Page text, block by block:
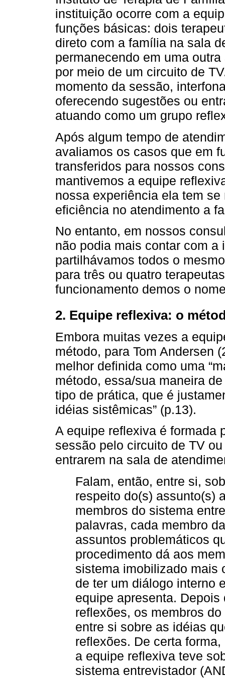
instituição ocorre com a
funções básicas: dois
direto com a família na sala
permanecendo em uma
por meio de um circuito de
momento da sessão,
oferecendo sugestões ou
atuando como um grupo
Após algum tempo de
avaliamos os casos que em
transferidos para nossos
mantivemos a equipe
nossa experiência ela tem
eficiência no atendimento a
No entanto, em nossos
não podia mais contar com a
partilhávamos todos o
para três ou quatro
funcionamento demos o
2. Equipe reflexiva: o
Embora muitas vezes a
método, para Tom Andersen
melhor definida como uma
método, essa/sua maneira
tipo de prática, que é
idéias sistêmicas” (p.13).
A equipe reflexiva é formada
sessão pelo circuito de TV
entrarem na sala de
Falam, então, entre si,
respeito do(s) assunto(s)
membros do sistema
palavras, cada membro
assuntos problemáticos
procedimento dá aos
sistema imobilizado mais
de ter um diálogo interno
equipe apresenta.
reflexões, os membros
entre si sobre as idéias
reflexões. De certa
a equipe reflexiva teve
sistema entrevistador